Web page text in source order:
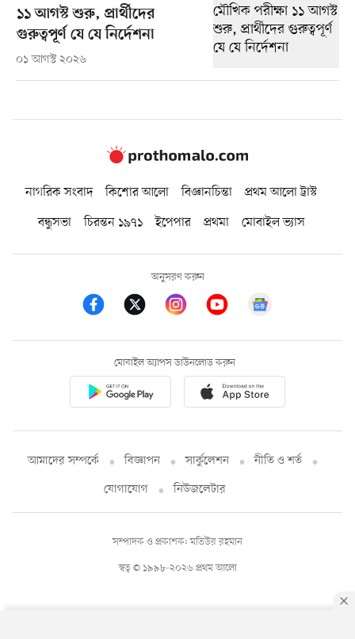
১১ আগস্ট শুরু, প্রার্থীদের
গুরুত্বপূর্ণ যে যে নির্দেশনা
০১ আগস্ট ২০২৬
নাগরিক সংবাদ কিশোর আলো বিজ্ঞানচিন্তা
প্রথম আলো ট্রাস্ট
বন্ধুসভা
চিরন্তন ১৯৭১ ইপেপার প্রথমা মোবাইল ভ্যাস
অনুসরণ করুন
মোবাইল অ্যাপস ডাউনলোড করুন
আমাদের সম্পর্কে বিজ্ঞাপন সার্কুলেশন
নীতি ও শর্ত
যোগাযোগ
নিউজলেটার
স্বত্ব © ১৯৯৮-২০২৬ প্রথম আলো
সম্পাদক ও প্রকাশক: মতিউর রহমান